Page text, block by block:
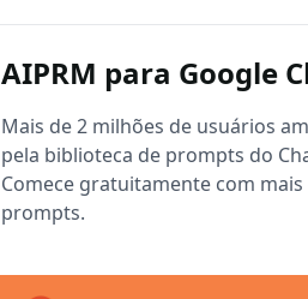
AIPRM para Google
Mais de 2 milhões de usuários
pela biblioteca de prompts do
Comece gratuitamente com mais
prompts.